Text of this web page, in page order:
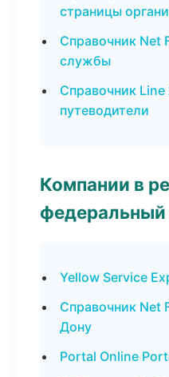
страницы
Справочник Net
службы
Справочник
путеводители
Компании в
федеральный
Yellow Service
Справочник Net
Дону
Portal Online